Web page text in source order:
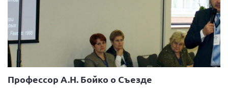
Республика Карелия
Республика Калмыкия
Республика Хакасия
Ростовская область
г. Санкт-Петербург
Профессор А.Н. Бойко о Съезде